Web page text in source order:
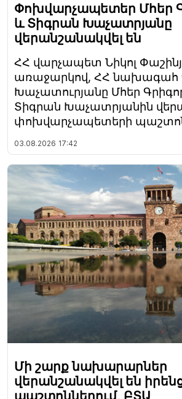
Փոխվարչապետեր Մհեր
և Տիգրան Խաչատրյանը
վերանշանակվել են
ՀՀ վարչապետ Նիկոլ
առաջարկով, ՀՀ նախագահ
Խաչատուրյանը Մհեր
Տիգրան Խաչատրյանին
փոխվարչապետերի
03.08.2026 17:42
Մի շարք նախարարներ
վերանշանակվել են
պաշտոններում, ԲՏԱ